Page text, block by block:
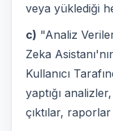
veya yüklediği
c) "Analiz
Zeka
Kullanıcı
yaptığı
çıktılar,